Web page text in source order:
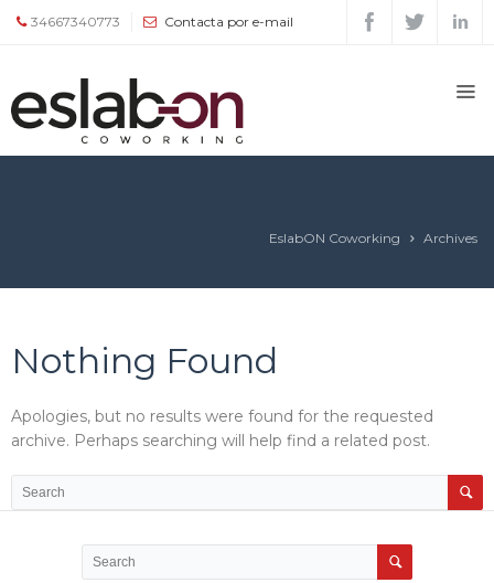
34667340773 Contacta por e-mail
EslabON Coworking Archives
Nothing Found
Apologies, but no results were found for the requested
archive. Perhaps searching will help find a related post.
Quiénes
somos
servicios
Agenda
Blog